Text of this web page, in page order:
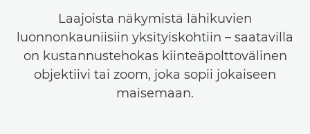
Laajoista näkymistä lähikuvien
luonnonkauniisiin yksityiskohtiin – saatavilla
on kustannustehokas kiinteäpolttovälinen
objektiivi tai zoom, joka sopii jokaiseen
maisemaan.